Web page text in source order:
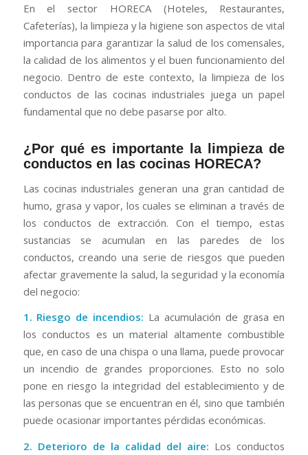
En el sector HORECA (Hoteles, Restaurantes,
Cafeterías), la limpieza y la higiene son aspectos de vital
importancia para garantizar la salud de los comensales,
la calidad de los alimentos y el buen funcionamiento del
negocio. Dentro de este contexto, la limpieza de los
conductos de las cocinas industriales juega un papel
fundamental que no debe pasarse por alto.
¿Por qué es importante la limpieza de
conductos en las cocinas HORECA?
Las cocinas industriales generan una gran cantidad de
humo, grasa y vapor, los cuales se eliminan a través de
los conductos de extracción. Con el tiempo, estas
sustancias se acumulan en las paredes de los
conductos, creando una serie de riesgos que pueden
afectar gravemente la salud, la seguridad y la economía
del negocio:
1. Riesgo de incendios: La acumulación de grasa en
los conductos es un material altamente combustible
que, en caso de una chispa o una llama, puede provocar
un incendio de grandes proporciones. Esto no solo
pone en riesgo la integridad del establecimiento y de
las personas que se encuentran en él, sino que también
puede ocasionar importantes pérdidas económicas.
2. Deterioro de la calidad del aire: Los conductos